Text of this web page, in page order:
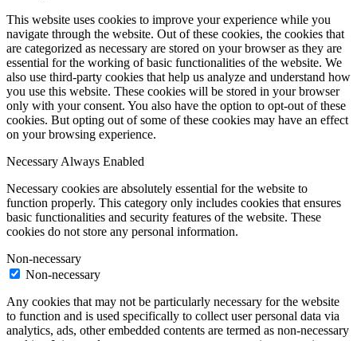
This website uses cookies to improve your experience while you
navigate through the website. Out of these cookies, the cookies that
are categorized as necessary are stored on your browser as they are
essential for the working of basic functionalities of the website. We
also use third-party cookies that help us analyze and understand how
you use this website. These cookies will be stored in your browser
only with your consent. You also have the option to opt-out of these
cookies. But opting out of some of these cookies may have an effect
on your browsing experience.
Necessary Always Enabled
Necessary cookies are absolutely essential for the website to
function properly. This category only includes cookies that ensures
basic functionalities and security features of the website. These
cookies do not store any personal information.
Non-necessary
Non-necessary
Any cookies that may not be particularly necessary for the website
to function and is used specifically to collect user personal data via
analytics, ads, other embedded contents are termed as non-necessary